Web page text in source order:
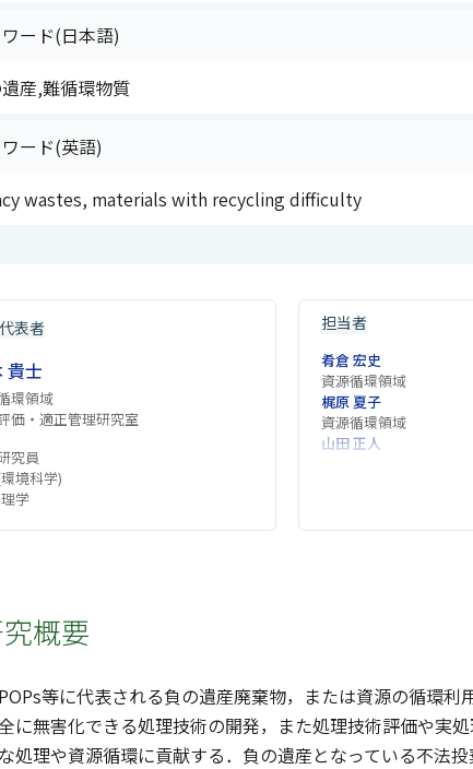
ード(日本語)
産,難循環物質
ード(英語)
wastes, materials with recycling difficulty
表者
貴士
環領域
価・適正管理研究室
究員
境科学)
学
担当者
肴倉 宏史
資源循環領域
梶原 夏子
資源循環領域
山田 正人
概要
等に代表される負の遺産廃棄物，または資源の循環
に無害化できる処理技術の開発，また処理技術評価や実
処理や資源循環に貢献する．負の遺産となっている不法